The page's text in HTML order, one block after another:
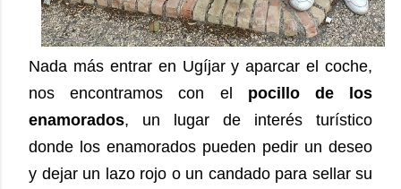
Nada más entrar en Ugíjar y aparcar el coche,
nos encontramos con el pocillo de los
enamorados, un lugar de interés turístico
donde los enamorados pueden pedir un deseo
y dejar un lazo rojo o un candado para sellar su